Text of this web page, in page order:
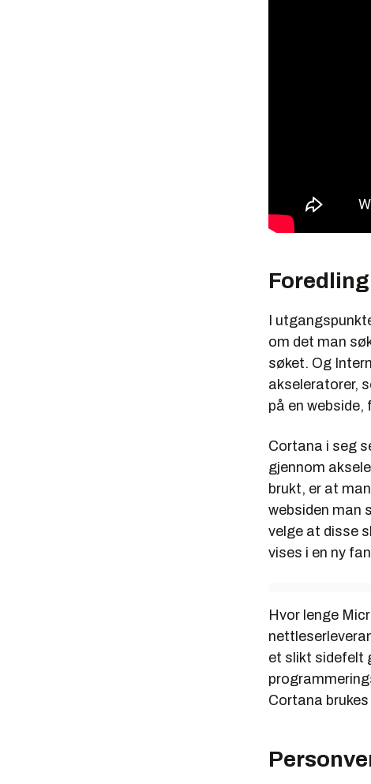
I
om det man
søket. Og
akseleratorer,
på en
Cortana i seg
gjennom
brukt, er at
websiden man
velge at disse
vises i en ny
Hvor lenge
et slikt sidefelt
Cortana